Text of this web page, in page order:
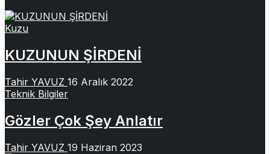
Kuzu
KUZUNUN ŞİRDENİ
Tahir YAVUZ 16 Aralık 2022
Teknik Bilgiler
Gözler Çok Şey Anlatır
Tahir YAVUZ 19 Haziran 2023